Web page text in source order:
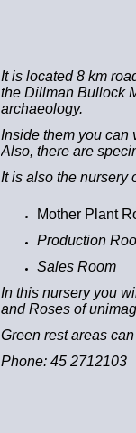
It is located 8 km
the Dillman Bullock
archaeology.
Inside them you can
Also, there are
It is also the nursery
Mother Plant
Production
Sales Room
In this nursery you
and Roses of
Green rest areas
Phone: 45 2712103